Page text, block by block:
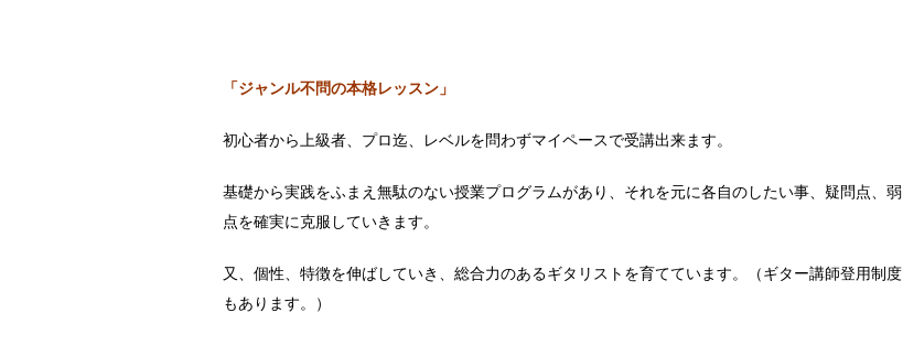
「ジャンル不問の本格レッスン」
初心者から上級者、プロ迄、レベルを問わずマイペースで受講出来ます。
基礎から実践をふまえ無駄のない授業プログラムがあり、それを元に各自のしたい事、疑問点、弱
点を確実に克服していきます。
又、個性、特徴を伸ばしていき、総合力のあるギタリストを育てています。（ギター講師登用制度
もあります。）